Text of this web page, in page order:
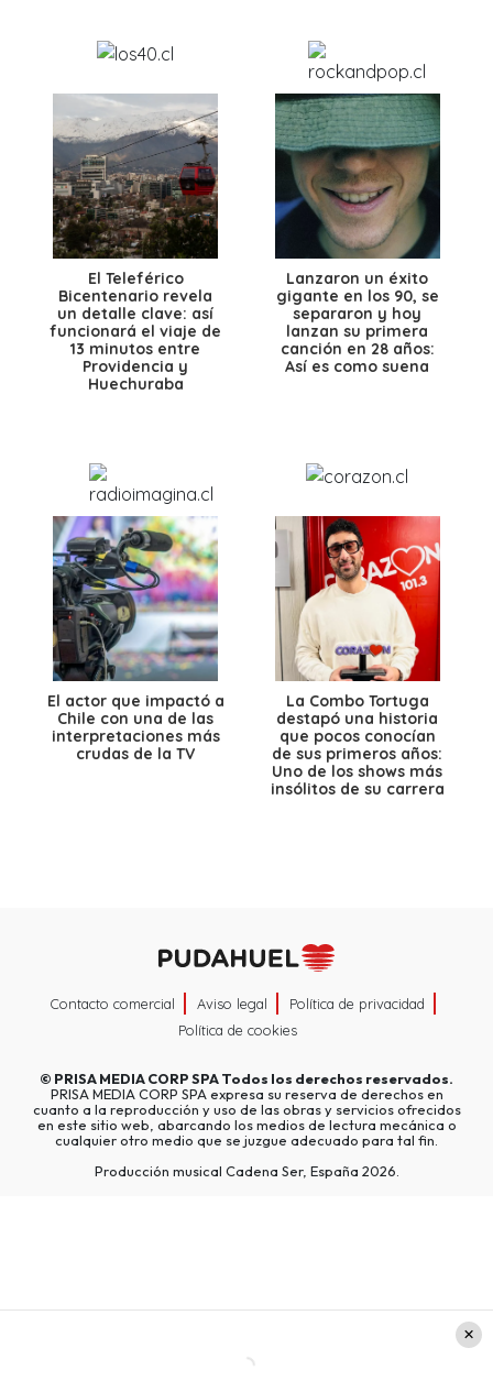
El Teleférico
Bicentenario revela
un detalle clave: así
funcionará el viaje de
13 minutos entre
Providencia y
Huechuraba
Lanzaron un éxito
gigante en los 90, se
separaron y hoy
lanzan su primera
canción en 28 años:
Así es como suena
El actor que impactó a
Chile con una de las
interpretaciones más
crudas de la TV
La Combo Tortuga
destapó una historia
que pocos conocían
de sus primeros años:
Uno de los shows más
insólitos de su carrera
Contacto comercial Aviso legal
Política de privacidad
Política de cookies
© PRISA MEDIA CORP SPATodos los derechos reservados.
PRISA MEDIA CORP SPA expresa su reserva de derechos en
cuanto a la reproducción y uso de las obras y servicios ofrecidos
en este sitio web, abarcando los medios de lectura mecánica o
cualquier otro medio que se juzgue adecuado para tal fin.
Producción musical Cadena Ser, España 2026.